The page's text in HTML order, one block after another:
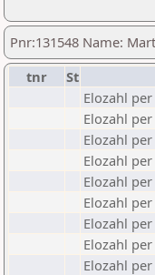
Pnr:131548 Name:
tnr
St
Elozahl
Elozahl
Elozahl
Elozahl
Elozahl
Elozahl
Elozahl
Elozahl
Elozahl